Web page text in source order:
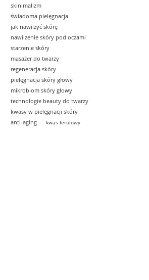
skinimalizm
świadoma pielęgnacja
jak nawilżyć skórę
nawilżenie skóry pod oczami
starzenie skóry
masażer do twarzy
regeneracja skóry
pielęgnacja skóry głowy
mikrobiom skóry głowy
technologie beauty do twarzy
kwasy w pielęgnacji skóry
anti-aging
kwas ferulowy